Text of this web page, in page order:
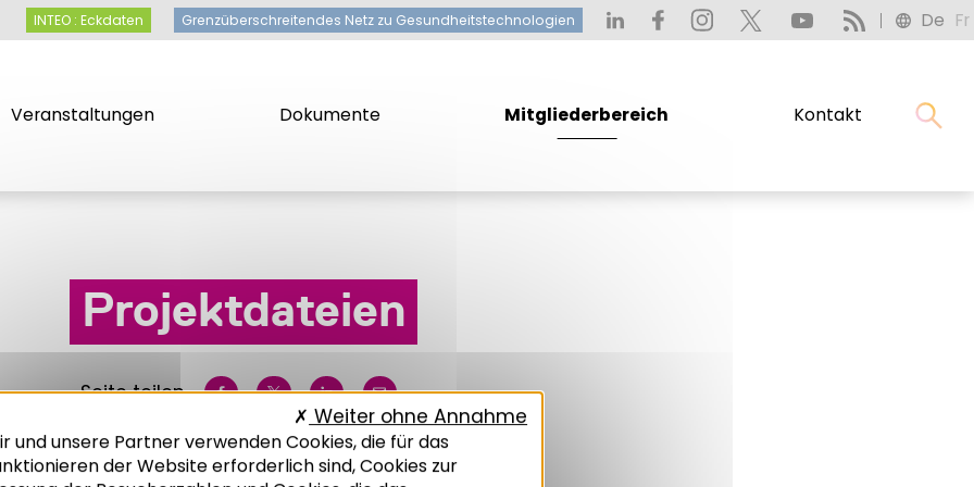
Veranstaltungen Dokumente Mitgliederbereich Kontakt
INTEO : Eckdaten Grenzüberschreitendes Netz zu Gesundheitstechnologien De Fr
Projektdateien
Seite teilen
und unsere Partner verwenden Cookies, die für das
der Website erforderlich sind, Cookies zur
Weiter ohne Annahme